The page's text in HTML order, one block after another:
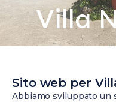
Villa
Sito web per
Abbiamo sviluppato un